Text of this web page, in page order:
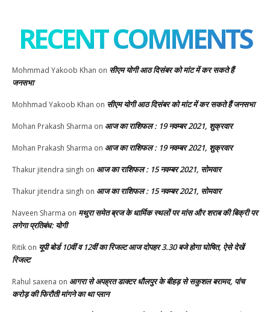
RECENT COMMENTS
Mohmmad Yakoob Khan on सीएम योगी आठ दिसंबर को मांट में कर सकते हैं
जनसभा
Mohhmad Yakoob Khan on सीएम योगी आठ दिसंबर को मांट में कर सकते हैं जनसभा
Mohan Prakash Sharma on आज का राशिफल : 19 नवम्बर 2021, शुक्रवार
Mohan Prakash Sharma on आज का राशिफल : 19 नवम्बर 2021, शुक्रवार
Thakur jitendra singh on आज का राशिफल : 15 नवम्बर 2021, सोमवार
Thakur jitendra singh on आज का राशिफल : 15 नवम्बर 2021, सोमवार
Naveen Sharma on मथुरा समेत ब्रज के धार्मिक स्थलों पर मांस और शराब की बिक्री पर
लगेगा प्रतिबंध: योगी
Ritik on यूपी बोर्ड 10वीं व 12वीं का रिजल्ट आज दोपहर 3.30 बजे होगा घोषित, ऐसे देखें
रिजल्ट
Rahul saxena on आगरा से अपह्रत डाक्टर धौलपुर के बीहड़ से सकुशल बरामद, पांच
करोड़ की फिरौती मांगने का था प्लान